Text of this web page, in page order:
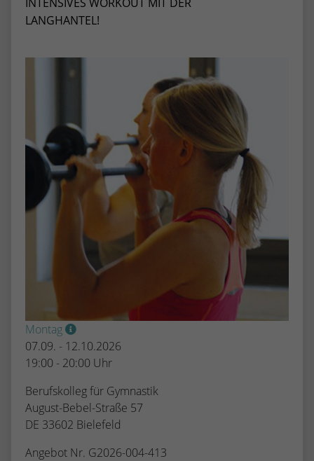
LANGHANTEL!
Montag
07.09. - 12.10.2026
19:00 - 20:00 Uhr
Berufskolleg für Gymnastik
August-Bebel-Straße 57
DE 33602 Bielefeld
Angebot Nr. G2026-004-413